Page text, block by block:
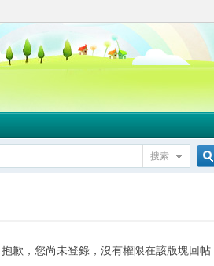
搜索
索
抱歉，您尚未登錄，沒有權限在該版塊回帖